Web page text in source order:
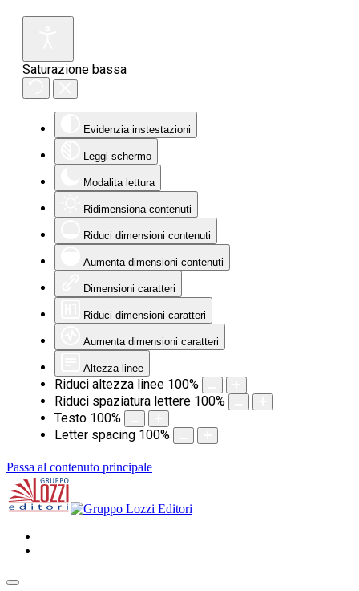
Saturazione bassa
Evidenzia instestazioni
Leggi schermo
Modalita lettura
Ridimensiona contenuti
Riduci dimensioni contenuti
Aumenta dimensioni contenuti
Dimensioni caratteri
Riduci dimensioni caratteri
Aumenta dimensioni caratteri
Altezza linee
Riduci altezza linee 100%
Riduci spaziatura lettere 100%
Testo 100%
Letter spacing 100%
Passa al contenuto principale